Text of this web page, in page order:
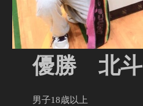
優勝 北斗
男子18歳以上